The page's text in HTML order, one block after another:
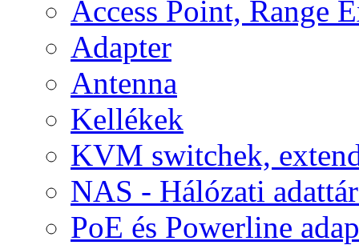
Access Point, Range
Adapter
Antenna
Kellékek
KVM switchek,
NAS - Hálózati
PoE és Powerline